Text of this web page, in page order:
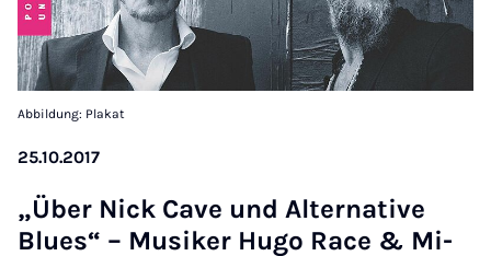
Abbildung: Plakat
25.10.2017
„Über Nick Ca­ve und Al­ter­na­ti­ve
Blues“ – Mu­si­ker Hu­go Race & Mi­